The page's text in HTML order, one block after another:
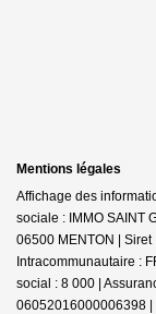
Mentions légales
Affichage des
sociale : IMMO SAINT
06500 MENTON |
Intracommunautaire :
social : 8 000 |
06052016000006398